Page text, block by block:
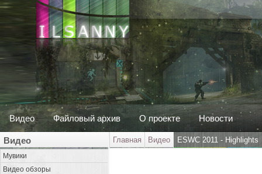
Видео Файловый архив О проекте Новости
Видео
Мувики
Видео обзоры
Главная Видео ESWC 2011 - Highlights